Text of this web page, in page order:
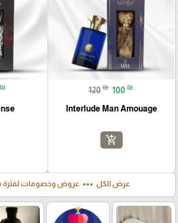
120 ₪ 100 ₪
Interlude Man Amouage
add_shopping_cart
₪
عرض الكل more_horiz عروض وخصومات لفترة